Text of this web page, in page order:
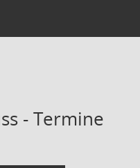
- Termine